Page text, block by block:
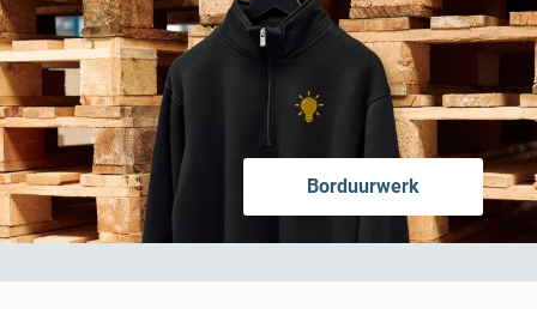
Borduurwerk